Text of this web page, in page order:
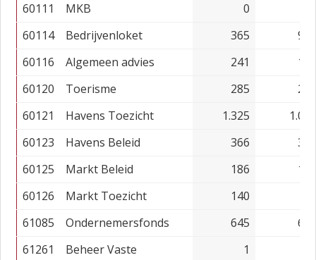
60111 MKB 0
60114
Bedrijvenloket 365
60116
Algemeen advies 241
60120
Toerisme 285
60121
Havens Toezicht 1.325
60123
Havens Beleid 366
60125
Markt Beleid 186
60126
Markt Toezicht 140
61085
Ondernemersfonds 645
61261
Beheer Vaste
1